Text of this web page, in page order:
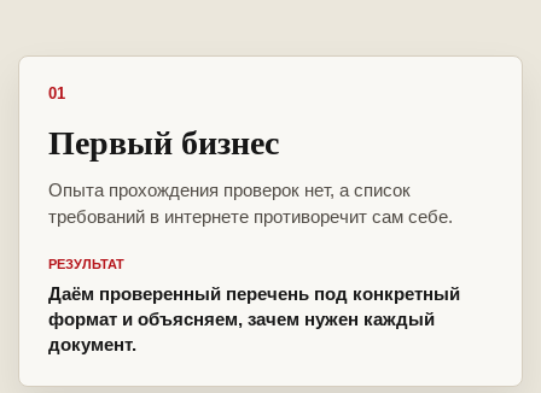
01
Первый бизнес
Опыта прохождения проверок нет, а список
требований в интернете противоречит сам себе.
РЕЗУЛЬТАТ
Даём проверенный перечень под конкретный
формат и объясняем, зачем нужен каждый
документ.